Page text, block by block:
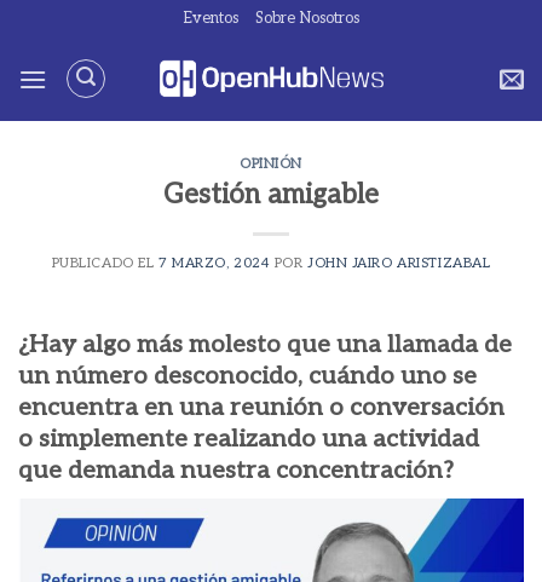
contenido
Eventos Sobre Nosotros
OPINIÓN
Gestión amigable
PUBLICADO EL 7 MARZO, 2024 POR JOHN JAIRO ARISTIZABAL
¿Hay algo más molesto que una llamada de
un número desconocido, cuándo uno se
encuentra en una reunión o conversación
o simplemente realizando una actividad
que demanda nuestra concentración?